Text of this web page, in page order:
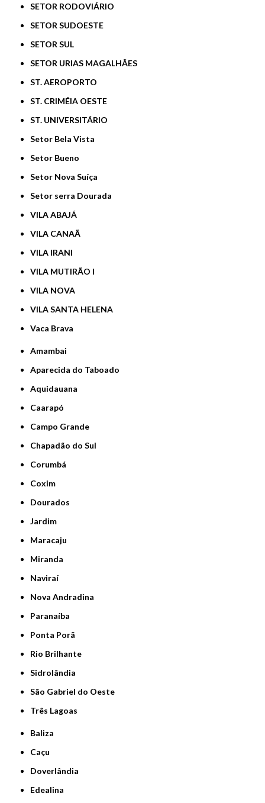
SETOR RODOVIÁRIO
SETOR SUDOESTE
SETOR SUL
SETOR URIAS MAGALHÃES
ST. AEROPORTO
ST. CRIMÉIA OESTE
ST. UNIVERSITÁRIO
Setor Bela Vista
Setor Bueno
Setor Nova Suíça
Setor serra Dourada
VILA ABAJÁ
VILA CANAÃ
VILA IRANI
VILA MUTIRÃO I
VILA NOVA
VILA SANTA HELENA
Vaca Brava
Amambai
Aparecida do Taboado
Aquidauana
Caarapó
Campo Grande
Chapadão do Sul
Corumbá
Coxim
Dourados
Jardim
Maracaju
Miranda
Naviraí
Nova Andradina
Paranaíba
Ponta Porã
Rio Brilhante
Sidrolândia
São Gabriel do Oeste
Três Lagoas
Baliza
Caçu
Doverlândia
Edealina